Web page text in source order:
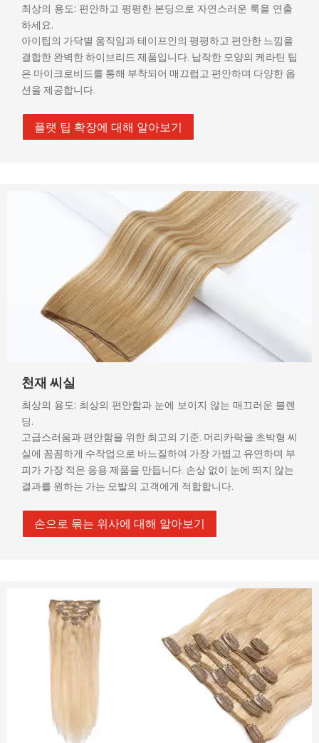
최상의 용도: 편안하고 평평한 본딩으로 자연스러운 룩을 연출
하세요.
아이팁의 가닥별 움직임과 테이프인의 평평하고 편안한 느낌을
결합한 완벽한 하이브리드 제품입니다. 납작한 모양의 케라틴 팁
은 마이크로비드를 통해 부착되어 매끄럽고 편안하며 다양한 옵
션을 제공합니다.
플랫 팁 확장에 대해 알아보기
천재 씨실
최상의 용도: 최상의 편안함과 눈에 보이지 않는 매끄러운 블렌
딩.
고급스러움과 편안함을 위한 최고의 기준. 머리카락을 초박형 씨
실에 꼼꼼하게 수작업으로 바느질하여 가장 가볍고 유연하며 부
피가 가장 적은 응용 제품을 만듭니다. 손상 없이 눈에 띄지 않는
결과를 원하는 가는 모발의 고객에게 적합합니다.
손으로 묶는 위사에 대해 알아보기